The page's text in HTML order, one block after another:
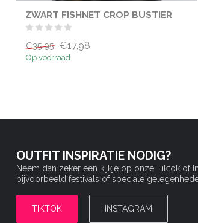
ZWART FISHNET CROP BUSTIER
€35,95 €17,98
Op voorraad
OUTFIT INSPIRATIE NODIG?
Neem dan zeker een kijkje op onze Tiktok of
bijvoorbeeld festivals of speciale
TIKTOK INSTAGRAM